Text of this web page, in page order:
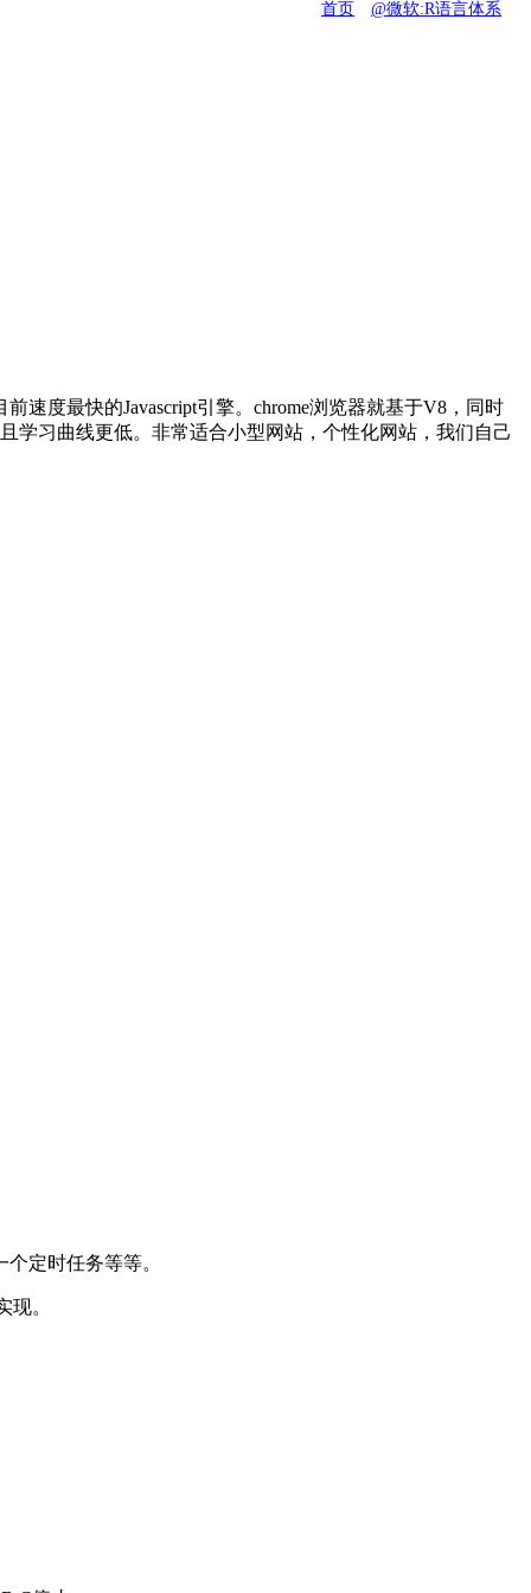
首页 @微软:R语言体系
速度最快的Javascript引擎。chrome浏览器就基于V8，同时
学习曲线更低。非常适合小型网站，个性化网站，我们自己
定时任务等等。
。